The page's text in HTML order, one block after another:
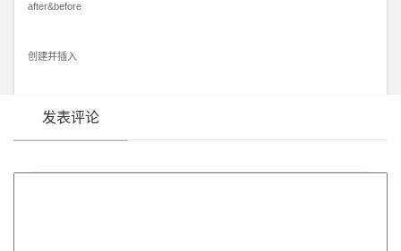
after&before
创建并插入
发表评论